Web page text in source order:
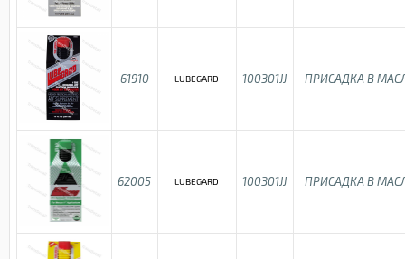
61910 LUBEGARD 100301JJ ПРИСАДКА В
62005 LUBEGARD 100301JJ ПРИСАДКА В